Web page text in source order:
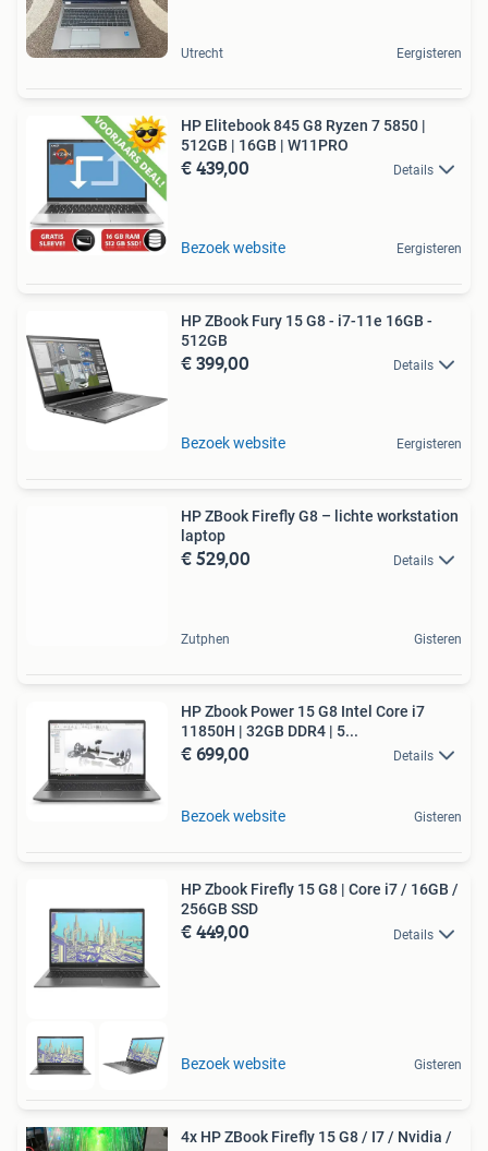
Utrecht Eergisteren
HP Elitebook 845 G8 Ryzen 7 5850 |
512GB | 16GB | W11PRO
€ 439,00 Details
Bezoek website Eergisteren
HP ZBook Fury 15 G8 - i7-11e 16GB -
512GB
€ 399,00 Details
Bezoek website Eergisteren
HP ZBook Firefly G8 – lichte workstation
laptop
€ 529,00 Details
Zutphen Gisteren
HP Zbook Power 15 G8 Intel Core i7
11850H | 32GB DDR4 | 5...
€ 699,00 Details
Bezoek website Gisteren
HP Zbook Firefly 15 G8 | Core i7 / 16GB /
256GB SSD
€ 449,00 Details
Bezoek website Gisteren
4x HP ZBook Firefly 15 G8 / I7 / Nvidia /